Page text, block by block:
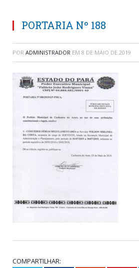
PORTARIA Nº 188
POR ADMINISTRADOR EM 8 DE MAIO DE 2019
COMPARTILHAR: